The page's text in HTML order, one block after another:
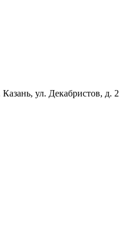
ул. Декабристов, д. 2